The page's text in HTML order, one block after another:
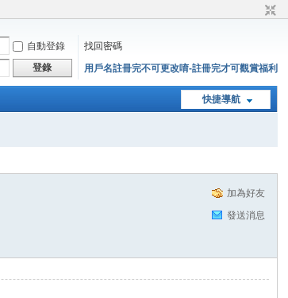
自動登錄
找回密碼
登錄 用戶名註冊完不可更改唷-註冊完才可觀賞福利
快捷導航
加為好友
發送消息